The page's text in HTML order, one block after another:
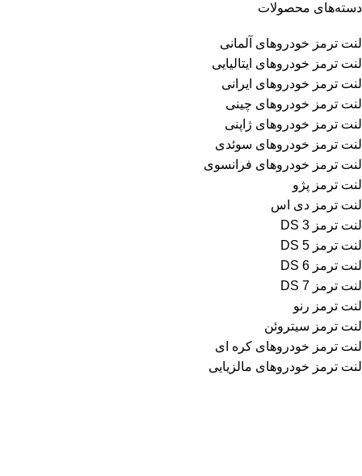
دسته‌های محصولات
لنت ترمز خودروهای آلمانی
لنت ترمز خودروهای ایتالیایی
لنت ترمز خودروهای ایرانی
لنت ترمز خودروهای چینی
لنت ترمز خودروهای ژاپنی
لنت ترمز خودروهای سوئدی
لنت ترمز خودروهای فرانسوی
لنت ترمز پژو
لنت ترمز دی اس
لنت ترمز DS 3
لنت ترمز DS 5
لنت ترمز DS 6
لنت ترمز DS 7
لنت ترمز رنو
لنت ترمز سیتروئن
لنت ترمز خودروهای کره ای
لنت ترمز خودروهای مالزیایی